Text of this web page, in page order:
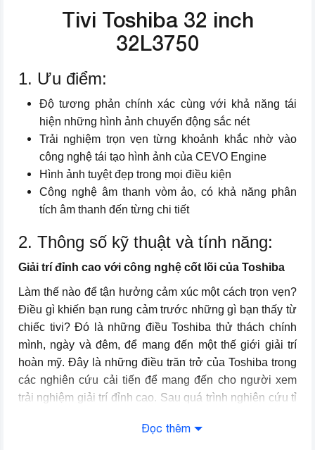
Công nghệ âm thanh
Âm thanh vòm ảo DTS
Công suất 74 W
Kích thước có chân,
đặt bàn
Ngang 73.4 cm – Cao 49.5 cm –
Dày 18.4 cm
Khối lượng có chân 4.3 kg
chân, treo tường
Dày 8.5 cm
Khối lượng không
chân
Chất liệu Việt Nam
Thương hiệu (lọc) Toshiba
Năm ra mắt 2017
Tivi Toshiba 32 inch
32L3750
1. Ưu điểm:
Độ tương phản chính xác cùng với khả năng tái
hiện những hình ảnh chuyển động sắc nét
Trải nghiệm trọn vẹn từng khoảnh khắc nhờ vào
công nghệ tái tạo hình ảnh của CEVO Engine
Hình ảnh tuyệt đẹp trong mọi điều kiện
Công nghệ âm thanh vòm ảo, có khả năng phân
tích âm thanh đến từng chi tiết
2. Thông số kỹ thuật và tính năng:
Giải trí đỉnh cao với công nghệ cốt lõi của Toshiba
Làm thế nào để tận hưởng cảm xúc một cách trọn vẹn?
Điều gì khiến bạn rung cảm trước những gì bạn thấy từ
chiếc tivi? Đó là những điều Toshiba thử thách chính
mình, ngày và đêm, để mang đến một thế giới giải trí
hoàn mỹ. Đây là những điều trăn trở của Toshiba trong
các nghiên cứu cải tiến để mang đến cho người xem
trải nghiệm giải trí đỉnh cao. Sau quá trình nghiên cứu tỉ
hứa hẹn mang đến chất lượng hình ảnh “tốt nhất” mà
Đọc thêm